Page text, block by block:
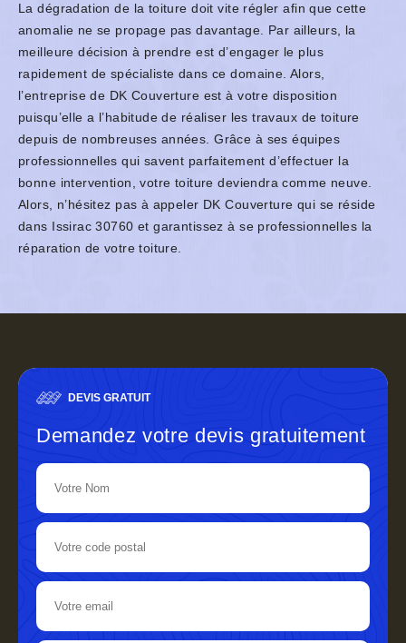
La dégradation de la toiture doit vite régler afin que cette
anomalie ne se propage pas davantage. Par ailleurs, la
meilleure décision à prendre est d’engager le plus
rapidement de spécialiste dans ce domaine. Alors,
l’entreprise de DK Couverture est à votre disposition
puisqu’elle a l’habitude de réaliser les travaux de toiture
depuis de nombreuses années. Grâce à ses équipes
professionnelles qui savent parfaitement d’effectuer la
bonne intervention, votre toiture deviendra comme neuve.
Alors, n’hésitez pas à appeler DK Couverture qui se réside
dans Issirac 30760 et garantissez à se professionnelles la
réparation de votre toiture.
DEVIS GRATUIT
Demandez votre devis gratuitement